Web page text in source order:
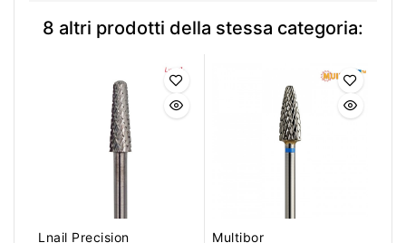
8 altri prodotti della stessa categoria:
Lnail Precision Multibor